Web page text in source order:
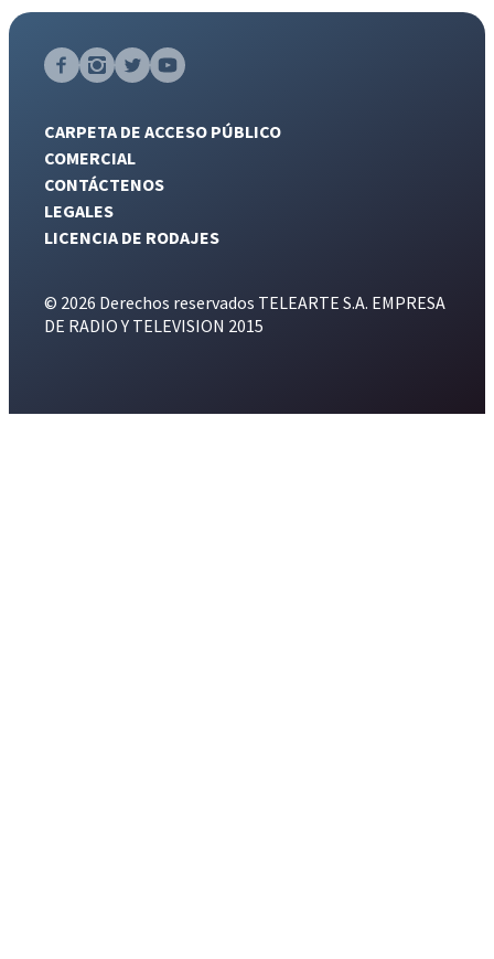
CARPETA DE ACCESO PÚBLICO
COMERCIAL
CONTÁCTENOS
LEGALES
LICENCIA DE RODAJES
© 2026 Derechos reservados TELEARTE S.A. EMPRESA
DE RADIO Y TELEVISION 2015